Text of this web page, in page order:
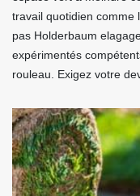
travail quotidien comme
pas Holderbaum
expérimentés
rouleau. Exigez votre